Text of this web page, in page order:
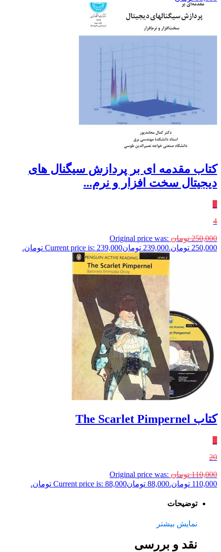
کتاب مقدمه ای بر پردازش سیگنال های
دیجیتال سخت افزار و نرم...
4
250,000 تومان Original price was:
250,000 تومان.
239,000 تومانCurrent price is: 239,000 تومان.
کتاب The Scarlet Pimpernel
20
110,000 تومان Original price was:
110,000 تومان.
88,000 تومانCurrent price is: 88,000 تومان.
توضیحات
نمایش بیشتر
نقد و بررسی